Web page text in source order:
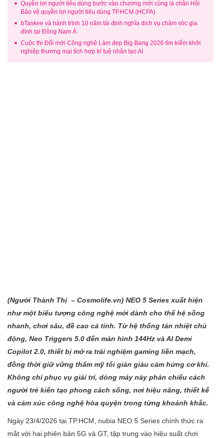
Quyền lợi người tiêu dùng bước vào chương mới cùng lá chắn Hội
Bảo vệ quyền lợi người tiêu dùng TP.HCM (HCPA)
bTaskee và hành trình 10 năm tái định nghĩa dịch vụ chăm sóc gia
đình tại Đông Nam Á
Cuộc thi Đổi mới Công nghệ Làm đẹp Big Bang 2026 tìm kiếm khởi
nghiệp thương mại tích hợp trí tuệ nhân tạo AI
(Người Thành Thị – Cosmolife.vn) NEO 5 Series xuất hiện
như một biểu tượng công nghệ mới dành cho thế hệ sống
nhanh, chơi sâu, đề cao cá tính. Từ hệ thống tản nhiệt chủ
động, Neo Triggers 5.0 đến màn hình 144Hz và AI Demi
Copilot 2.0, thiết bị mở ra trải nghiệm gaming liền mạch,
đồng thời giữ vững thẩm mỹ tối giản giàu cảm hứng cơ khí.
Không chỉ phục vụ giải trí, dòng máy này phản chiếu cách
người trẻ kiến tạo phong cách sống, nơi hiệu năng, thiết kế
và cảm xúc công nghệ hòa quyện trong từng khoảnh khắc.
Ngày 23/4/2026 tại TP.HCM, nubia NEO 5 Series chính thức ra
mắt với hai phiên bản 5G và GT, tập trung vào hiệu suất chơi